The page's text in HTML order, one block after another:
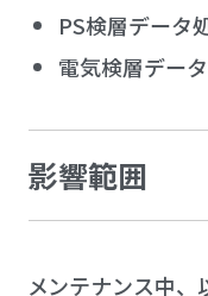
PS検層データ
電気検層デー
影響範囲
メンテナンス中、以下のサービスがご利用いただ